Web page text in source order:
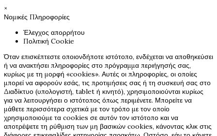
×
Νομικές Πληροφορίες
Έλεγχος απορρήτου
Πολιτική Cookie
Όταν επισκέπτεστε οποιονδήποτε ιστότοπο, ενδέχεται να αποθηκεύσει
ή να ανακτήσει πληροφορίες στο πρόγραμμα περιήγησής σας,
κυρίως με τη μορφή «cookies». Αυτές οι πληροφορίες, οι οποίες
μπορεί να αφορούν εσάς, τις προτιμήσεις σας ή τη συσκευή σας στο
Διαδίκτυο (υπολογιστή, tablet ή κινητό), χρησιμοποιούνται κυρίως
για να λειτουργήσει ο ιστότοπος όπως περιμένετε. Μπορείτε να
μάθετε περισσότερα σχετικά με τον τρόπο με τον οποίο
χρησιμοποιούμε τα cookies σε αυτόν τον ιστότοπο και να
αποτρέψετε τη ρύθμιση των μη βασικών cookies, κάνοντας κλικ στις